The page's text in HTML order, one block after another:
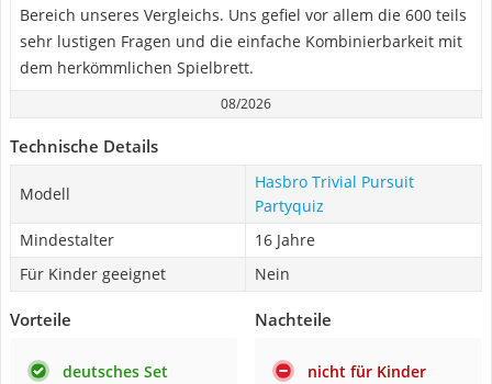
Bereich unseres Vergleichs. Uns gefiel vor allem die 600 teils
sehr lustigen Fragen und die einfache Kombinierbarkeit mit
dem herkömmlichen Spielbrett.
08/2026
Technische Details
Modell
Hasbro Trivial Pursuit
Partyquiz
Mindestalter
16 Jahre
Für Kinder geeignet
Nein
Vorteile
deutsches Set
Nachteile
nicht für Kinder